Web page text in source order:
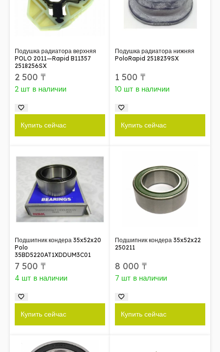
Подушка радиатора верхняя
POLO 2011—Rapid B11357
2518256SX
2 500 ₸
2 шт в наличии
Купить сейчас
Подушка радиатора нижняя
PoloRapid 2518239SX
1 500 ₸
10 шт в наличии
Купить сейчас
Подшипник кондера 35x52x20
Polo
35BD5220AT1XDDUM3C01
7 500 ₸
4 шт в наличии
Купить сейчас
Подшипник кондера 35x52x22
250211
8 000 ₸
7 шт в наличии
Купить сейчас